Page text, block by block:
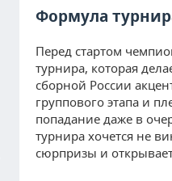
Формула
Перед стартом
турнира, которая
сборной России
группового этапа и
попадание даже в
турнира хочется не
сюрпризы и